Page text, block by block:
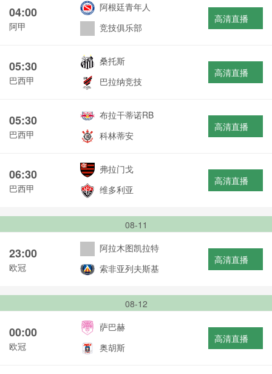
04:00
阿甲
阿根廷青年人
竞技俱乐部
高清直播
05:30
巴西甲
桑托斯
巴拉纳竞技
高清直播
05:30
巴西甲
布拉干蒂诺RB
科林蒂安
高清直播
06:30
巴西甲
弗拉门戈
维多利亚
高清直播
08-11
23:00
欧冠
阿拉木图凯拉特
索非亚列夫斯基
高清直播
08-12
00:00
欧冠
萨巴赫
奥胡斯
高清直播